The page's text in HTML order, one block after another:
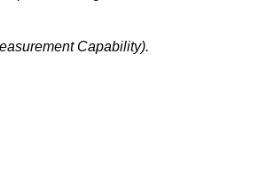
Capability).